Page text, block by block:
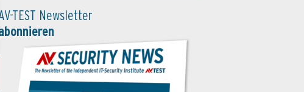
TEST Newsletter